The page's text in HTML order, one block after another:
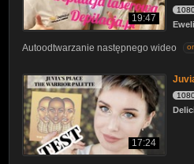
19:47
Autoodtwarzanie następnego wideo
17:24